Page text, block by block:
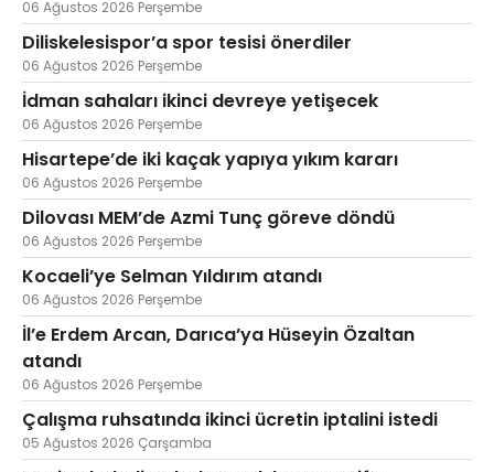
06 Ağustos 2026 Perşembe
Diliskelesispor’a spor tesisi önerdiler
06 Ağustos 2026 Perşembe
İdman sahaları ikinci devreye yetişecek
06 Ağustos 2026 Perşembe
Hisartepe’de iki kaçak yapıya yıkım kararı
06 Ağustos 2026 Perşembe
Dilovası MEM’de Azmi Tunç göreve döndü
06 Ağustos 2026 Perşembe
Kocaeli’ye Selman Yıldırım atandı
06 Ağustos 2026 Perşembe
İl’e Erdem Arcan, Darıca’ya Hüseyin Özaltan
atandı
06 Ağustos 2026 Perşembe
Çalışma ruhsatında ikinci ücretin iptalini istedi
05 Ağustos 2026 Çarşamba